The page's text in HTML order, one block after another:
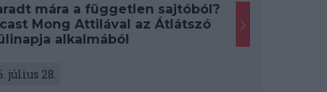
mára a független sajtóból?
Mong Attilával az Átlátszó
alkalmából
július 28.